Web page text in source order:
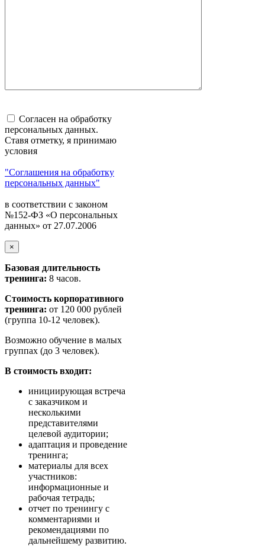
Согласен на обработку
персональных данных.
Ставя отметку, я принимаю
условия
"Соглашения на обработку
персональных данных"
в соответствии с законом
№152-ФЗ «О персональных
данных» от 27.07.2006
×
Базовая длительность
тренинга: 8 часов.
Стоимость корпоративного
тренинга: от 120 000 рублей
(группа 10-12 человек).
Возможно обучение в малых
группах (до 3 человек).
В стоимость входит:
инициирующая встреча
с заказчиком и
несколькими
представителями
целевой аудитории;
адаптация и проведение
тренинга;
материалы для всех
участников:
информационные и
рабочая тетрадь;
отчет по тренингу с
комментариями и
рекомендациями по
дальнейшему развитию.